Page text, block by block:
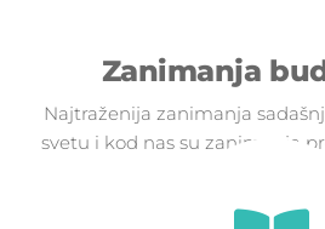
Zanimanja
Najtraženija zanimanja
svetu i kod nas su zanimanja